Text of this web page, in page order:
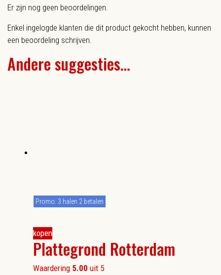
Er zijn nog geen beoordelingen.
Enkel ingelogde klanten die dit product gekocht hebben, kunnen
een beoordeling schrijven.
Andere suggesties…
kopen
Plattegrond Rotterdam
Waardering 5.00 uit 5
Promo: 3 halen 2 betalen